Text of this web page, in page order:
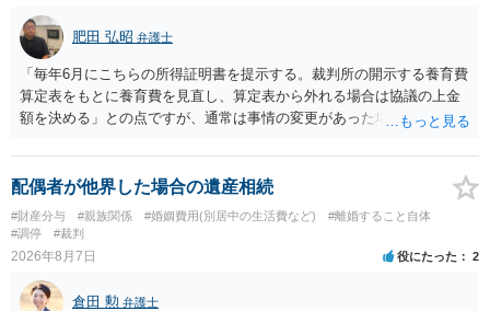
肥田 弘昭 弁護士
「毎年6月にこちらの所得証明書を提示する。裁判所の開示する養育費
算定表をもとに養育費を見直し、算定表から外れる場合は協議の上金
額を決める」との点ですが、通常は事情の変更があった場合に変更し
来なかった事情の変更により双方協議の上増減出来る」と「通知義務
に勤務先」が含まれているので、私に収入が入った事は相手に通知が
行く事になり、上記のような文言が無くても養育費の見直しは適宜出
来るかと思うのですが違うのでしょうか？との点はそのとおりかと思
います。養育費は事情の変更があった場合に変更するので毎年見直す
配偶者が他界した場合の遺産相続
#財産分与 #親族関係 #婚姻費用(別居中の生活費など)
#離婚すること自体
#調停
#裁判
2026年8月7日 役にたった 2
倉田 勲 弁護士